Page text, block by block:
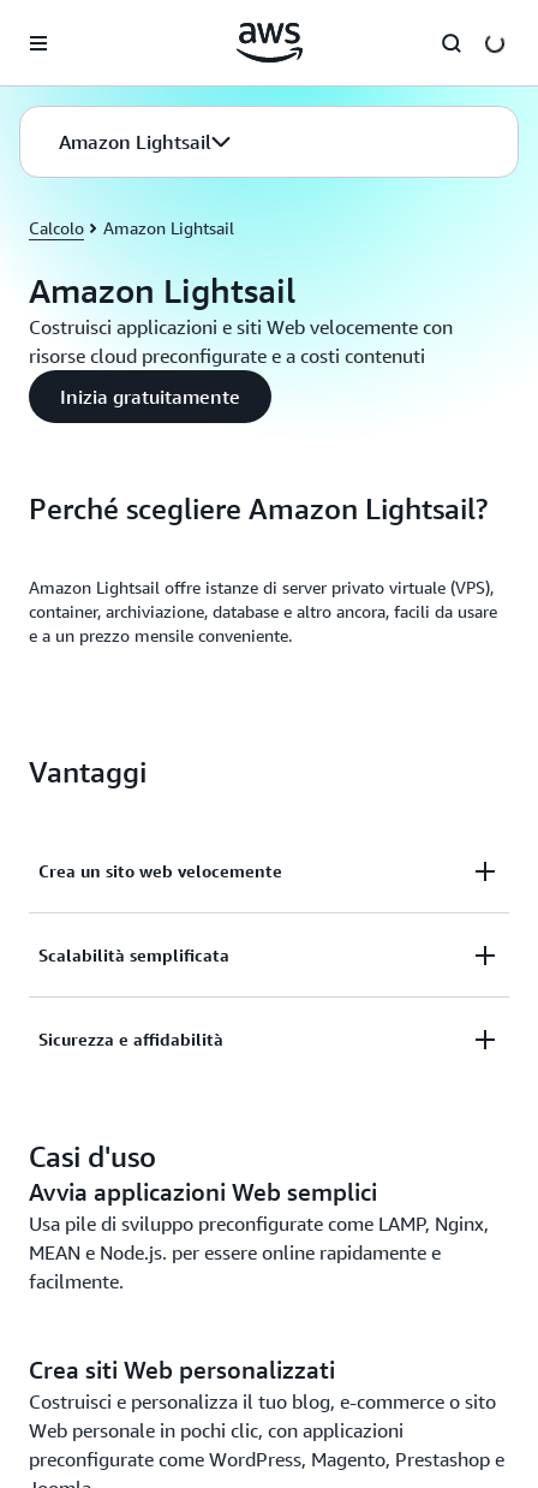
Amazon Lightsail
Calcolo Amazon Lightsail
Amazon Lightsail
Costruisci applicazioni e siti Web velocemente con
risorse cloud preconfigurate e a costi contenuti
Inizia gratuitamente
Perché scegliere Amazon Lightsail?
Amazon Lightsail offre istanze di server privato virtuale (VPS),
container, archiviazione, database e altro ancora, facili da usare
e a un prezzo mensile conveniente.
Vantaggi
Crea un sito web velocemente
Crea un sito Web o un'applicazione in pochi clic.
Scalabilità semplificata
Scala facilmente man mano che cresci o migra le tue
Sicurezza e affidabilità
cloud leader nel mondo.
Casi d'uso
Avvia applicazioni Web semplici
Usa pile di sviluppo preconfigurate come LAMP, Nginx,
MEAN e Node.js. per essere online rapidamente e
facilmente.
Crea siti Web personalizzati
Costruisci e personalizza il tuo blog, e-commerce o sito
Web personale in pochi clic, con applicazioni
preconfigurate come WordPress, Magento, Prestashop e